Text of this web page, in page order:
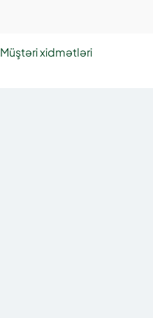
Müştəri xidmətləri